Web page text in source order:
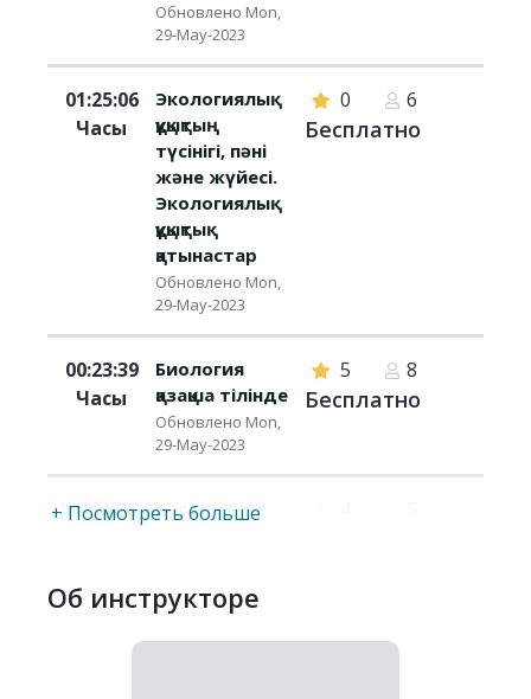
+ Посмотреть больше
Обновлено Mon,
29-May-2023
01:25:06
Часы
Экологиялық
құқықтың
түсінігі, пәні
және жүйесі.
Экологиялық
құқықтық
қатынастар
Обновлено Mon,
29-May-2023
0 6
Бесплатно
00:23:39
Часы
Биология
қазақша тілінде
Обновлено Mon,
29-May-2023
5 8
Бесплатно
00:31:23
Кәсіпкерлік
әдебиеті
Бесплатно
Об инструкторе